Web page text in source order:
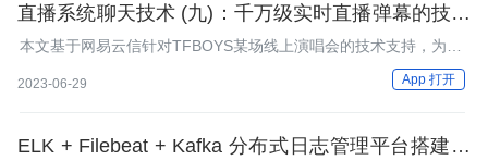
直播系统聊天技术 (九)：千万级实时直播弹幕的技术
实践
本文基于网易云信针对TFBOYS某场线上演唱会的技术支持，为你
分享千万级在线用户量的直播系统中实时弹幕功能的技术实践，希
望能带给你启发。
2023-06-29 App 打开
ELK + Filebeat + Kafka 分布式日志管理平台搭建，